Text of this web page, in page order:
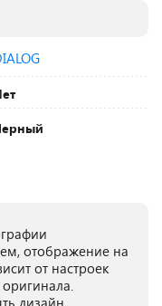
отображение на
от настроек
дизайн,